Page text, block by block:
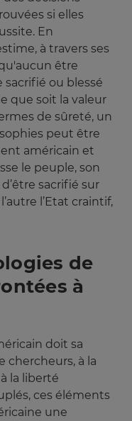
si elles
En
à travers ses
être
ou blessé
que soit la valeur
de sûreté, un
peut être
américain et
le peuple, son
sacrifié sur
l’Etat craintif,
de
à
doit sa
chercheurs, à la
la liberté
ces éléments
une